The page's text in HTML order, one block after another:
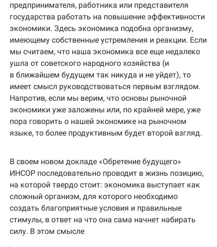
предпринимателя, работника или представителя
государства работать на повышение эффективности
экономики. Здесь экономика подобна организму,
имеющему собственные устремления и реакции. Если
мы считаем, что наша экономика все еще недалеко
ушла от советского народного хозяйства (и
в ближайшем будущем так никуда и не уйдет), то
имеет смысл руководствоваться первым взглядом.
Напротив, если мы верим, что основы рыночной
экономики уже заложены или, по крайней мере, уже
пора говорить о нашей экономике на рыночном
языке, то более продуктивным будет второй взгляд.
В своем новом докладе «Обретение будущего»
ИНСОР последовательно проводит в жизнь позицию,
на которой твердо стоит: экономика выступает как
сложный организм, для которого необходимо
создать благоприятные условия и правильные
стимулы, в ответ на что она сама начнет набирать
силу. В этом смысле